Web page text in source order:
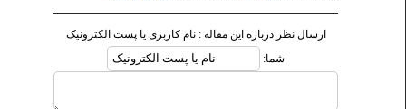
ارسال نظر درباره این مقاله : نام کاربری یا پست الکترونیک
شما: